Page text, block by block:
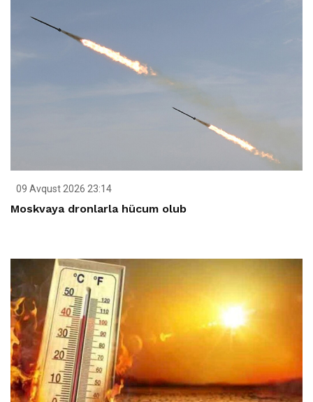
09 Avqust 2026 23:14
Moskvaya dronlarla hücum olub